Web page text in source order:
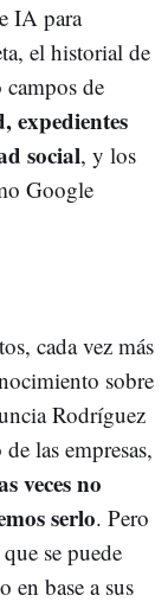
IA para
el historial de
de
expedientes
social, y los
Google
cada vez más
sobre
Rodríguez
las empresas,
veces no
serlo. Pero
se puede
en base a sus